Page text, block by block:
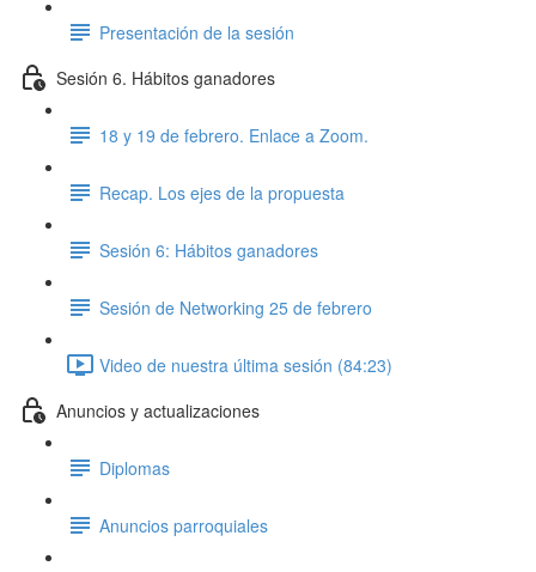
Presentación de la sesión
Sesión 6. Hábitos ganadores
18 y 19 de febrero. Enlace a Zoom.
Recap. Los ejes de la propuesta
Sesión 6: Hábitos ganadores
Sesión de Networking 25 de febrero
Video de nuestra última sesión (84:23)
Anuncios y actualizaciones
Diplomas
Anuncios parroquiales